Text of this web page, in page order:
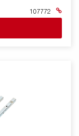
107772